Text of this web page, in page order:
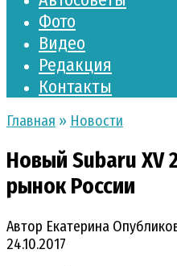
Фото
Видео
Редакция
Контакты
Главная » Новости
Новый Subaru XV
рынок России
Автор Екатерина
24.10.2017